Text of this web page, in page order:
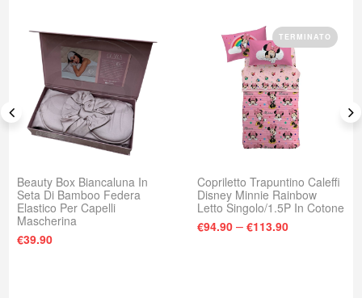
Beauty Box Biancaluna In
Seta Di Bamboo Federa
Elastico Per Capelli
Mascherina
€39.90
TERMINATO
Copriletto Trapuntino Caleffi
Disney Minnie Rainbow
Letto Singolo/1.5P In Cotone
€94.90 – €113.90